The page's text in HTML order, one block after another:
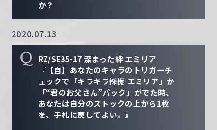
か？
2020.07.13
Q RZ/SE35-17 深まった絆 エミリア
『【自】あなたのキャラのトリガーチ
ェックで「キラキラ採掘 エミリア」か
「“君のお父さん”パック」がでた時、
あなたは自分のストックの上から1枚
を、手札に戻してよい。』